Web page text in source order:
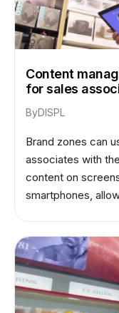
Content
for sales
ByDISPL
Brand zones can
associates with
content on
smartphones,